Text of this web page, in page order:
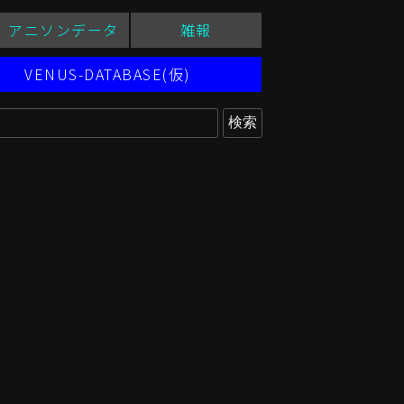
アニソンデータ 雑報
VENUS-DATABASE(仮)